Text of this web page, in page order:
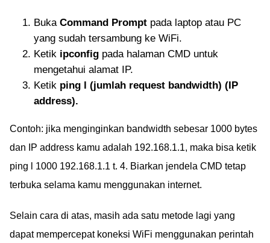
Buka Command Prompt pada laptop atau PC
yang sudah tersambung ke WiFi.
Ketik ipconfig pada halaman CMD untuk
mengetahui alamat IP.
Ketik ping l (jumlah request bandwidth) (IP
address).
Contoh: jika menginginkan bandwidth sebesar 1000 bytes
dan IP address kamu adalah 192.168.1.1, maka bisa ketik
ping l 1000 192.168.1.1 t. 4. Biarkan jendela CMD tetap
terbuka selama kamu menggunakan internet.
Selain cara di atas, masih ada satu metode lagi yang
dapat mempercepat koneksi WiFi menggunakan perintah